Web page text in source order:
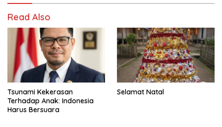
Read Also
Tsunami Kekerasan
Terhadap Anak: Indonesia
Harus Bersuara
Selamat Natal